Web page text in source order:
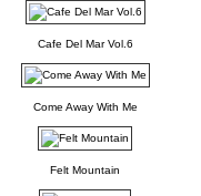
Cafe Del Mar Vol.6
Come Away With Me
Felt Mountain